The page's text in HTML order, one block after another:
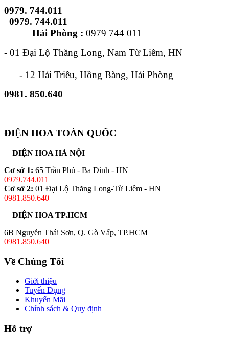
0979. 744.011
0979. 744.011
Hải Phòng : 0979 744 011
- 01 Đại Lộ Thăng Long, Nam Từ Liêm, HN
- 12 Hải Triều, Hồng Bàng, Hải Phòng
0981. 850.640
ĐIỆN HOA TOÀN QUỐC
ĐIỆN HOA HÀ NỘI
Cơ sở 1: 65 Trần Phú - Ba Đình - HN
0979.744.011
Cơ sở 2: 01 Đại Lộ Thăng Long-Từ Liêm - HN
0981.850.640
ĐIỆN HOA TP.HCM
6B Nguyễn Thái Sơn, Q. Gò Vấp, TP.HCM
0981.850.640
Về Chúng Tôi
Giới thiệu
Tuyển Dụng
Khuyến Mãi
Chính sách & Quy định
Hỗ trợ